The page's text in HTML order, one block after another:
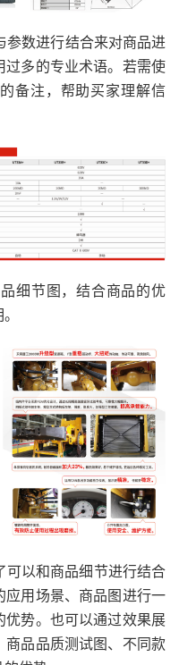
数进行结合来对商品进
多的专业术语。若需使
备注，帮助买家理解信
细节图，结合商品的优
可以和商品细节进行结合
用场景、商品图进行一
势。也可以通过效果展
商品品质测试图、不同款